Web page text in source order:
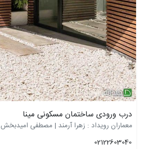
درب ورودی ساختمان مسکونی مینا
معماران رویداد : زهرا آرمند | مصطفی امیدبخش
02122603040